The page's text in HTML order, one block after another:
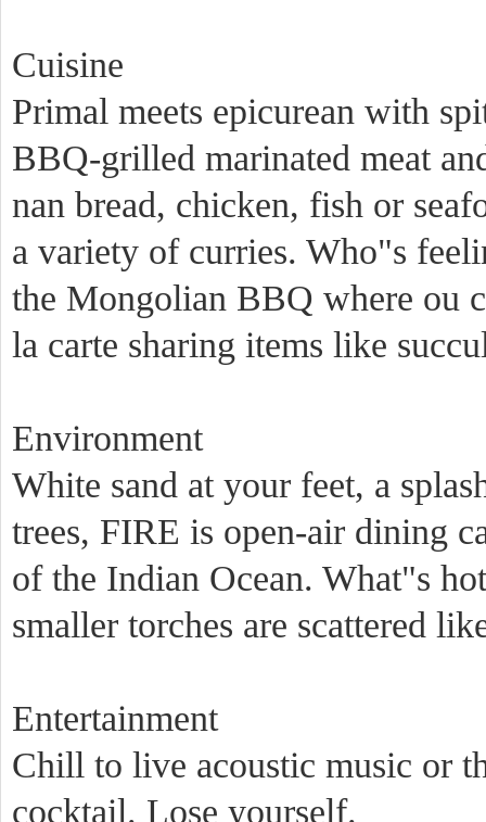
Cuisine
Primal meets epicurean with
BBQ-grilled marinated meat
nan bread, chicken, fish or
a variety of curries. Who"s
the Mongolian BBQ where ou
la carte sharing items like
Environment
White sand at your feet, a
trees, FIRE is open-air dining
of the Indian Ocean. What"s
smaller torches are scattered
Entertainment
Chill to live acoustic music or
cocktail. Lose yourself.